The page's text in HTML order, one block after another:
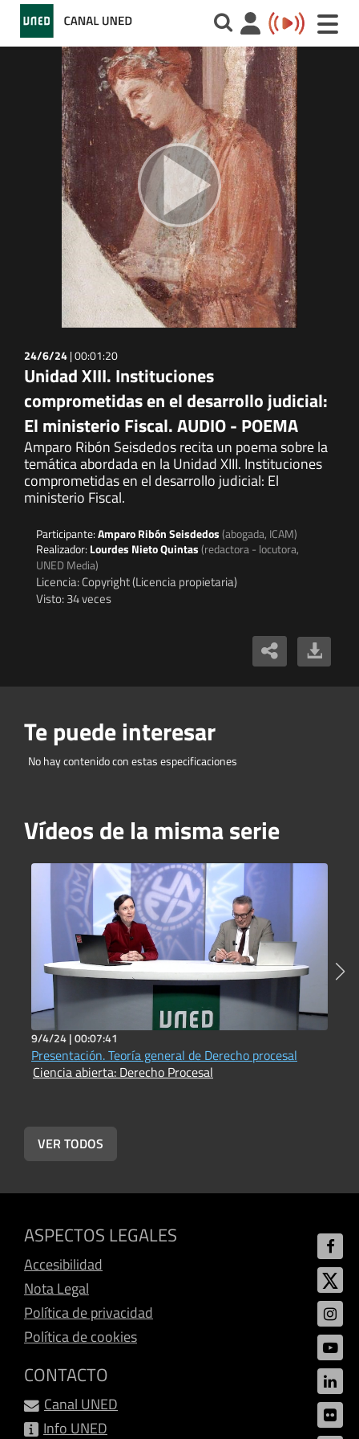
Toggle
24/6/24|00:01:20
Unidad XIII. Instituciones
comprometidas en el desarrollo judicial:
El ministerio Fiscal. AUDIO - POEMA
Amparo Ribón Seisdedos recita un poema sobre la
temática abordada en la Unidad XIII. Instituciones
comprometidas en el desarrollo judicial: El
ministerio Fiscal.
Participante:Amparo Ribón Seisdedos(abogada, ICAM)
Realizador: Lourdes Nieto Quintas(redactora - locutora,
UNED Media)
Licencia: Copyright (Licencia propietaria)
Visto: 34 veces
Te puede interesar
No hay contenido con estas especificaciones
Vídeos de la misma serie
9/4/24 |00:07:41
Presentación. Teoría general de Derecho procesal
Ciencia abierta: Derecho Procesal
VER TODOS
ASPECTOS LEGALES
Accesibilidad
Nota Legal
Política de privacidad
Política de cookies
CONTACTO
Canal UNED
Info UNED